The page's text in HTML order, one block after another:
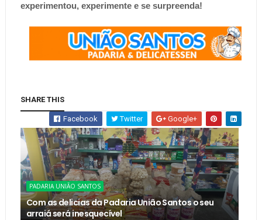
experimentou, experimente e se surpreenda!
SHARE THIS
Facebook Twitter Google+
PADARIA UNIÃO SANTOS
Com as delicias da Padaria União Santos o seu
arraiá será inesquecível